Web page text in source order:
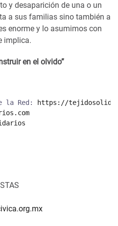
y desaparición de una o un
a sus familias sino también a
enorme y lo asumimos con
implica.
en el olvido”
la Red:
https://